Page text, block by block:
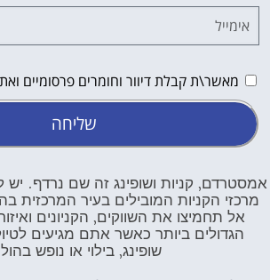
מאשר\ת קבלת דיוור וחומרים פרסומיים ואת
שליחה
אמסטרדם, קניות ושופינג זה שם נרדף. יש
מרכזי הקניות המובילים בעיר המרכזית
אל תחמיצו את השווקים, הקניונים
הגדולים ביותר כאשר אתם מגיעים
שופינג, בילוי או נופש